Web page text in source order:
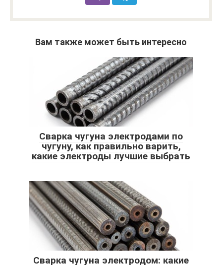
Вам также может быть интересно
Сварка чугуна электродами по
чугуну, как правильно варить,
какие электроды лучшие выбрать
Сварка чугуна электродом: какие